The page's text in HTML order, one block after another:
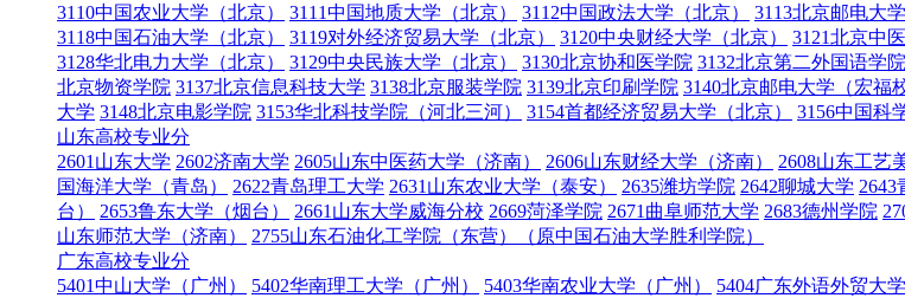
3110中国农业大学（北京）
3111中国地质大学（北京） 3112中国政法大学（北京） 3113北京邮电大学
3118中国石油大学（北京）
3119对外经济贸易大学（北京） 3120中央财经大学（北京） 3121北京中
3128华北电力大学（北京）
3129中央民族大学（北京） 3130北京协和医学院 3132北京第二外国语学院
北京物资学院 3137北京信息科技大学 3138北京服装学院 3139北京印刷学院 3140北京邮电大学（宏福
大学 3148北京电影学院 3153华北科技学院（河北三河） 3154首都经济贸易大学（北京） 3156中国科
山东高校专业分
2601山东大学 2602济南大学 2605山东中医药大学（济南） 2606山东财经大学（济南） 2608山东工艺
国海洋大学（青岛）
2622青岛理工大学 2631山东农业大学（泰安） 2635潍坊学院 2642聊城大学 2643
台）
2653鲁东大学（烟台） 2661山东大学威海分校 2669菏泽学院 2671曲阜师范大学 2683德州学院
山东师范大学（济南）
2755山东石油化工学院（东营）（原中国石油大学胜利学院）
广东高校专业分
5401中山大学（广州）
5402华南理工大学（广州） 5403华南农业大学（广州） 5404广东外语外贸大